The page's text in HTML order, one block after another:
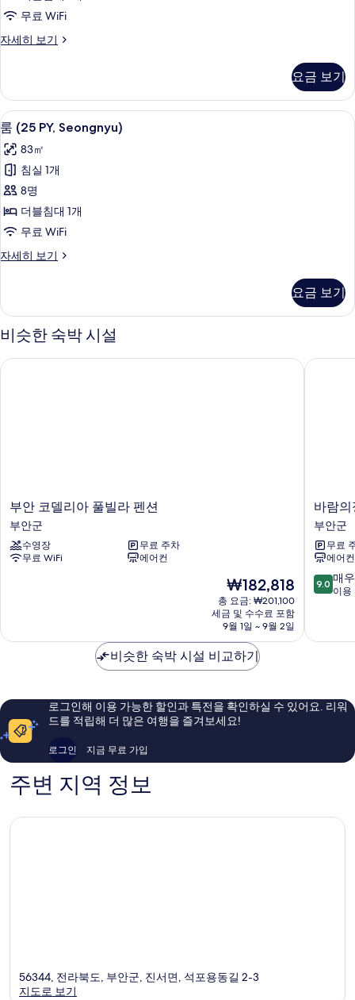
모
두
무료 WiFi
자세히 보기
룸
자
세
히
보
기
요금 보기
룸
(25
PY,
Seongnyu)
사
진
모
두
4
룸 (25 PY, Seongnyu)
83㎡
침실 1개
8명
더블침대 1개
무료 WiFi
자세히 보기
룸
자
세
히
기
요금 보기
비슷한 숙박 시설
부
안
코
델
리
부안 코델리아 풀빌라 펜션
부안군
수영장
무료 주차
무료 WiFi
에어컨
현
재
요
금
₩182,818
₩182,818
총 요금: ₩201,100
세금 및 수수료 포함
9월 1일 ~ 9월 2일
부안 코델리아 풀빌라 펜션
바
람
의
정
원
펜
션
바람
부안군
무료
에어컨
10
점
훌
이
49
9.0 매
이용
바람의
비슷한 숙박 시설 비교하기
로그인해 이용 가능한 할인과 특전을 확인하실 수 있어요. 리워
드를 적립해 더 많은 여행을 즐겨보세요!
로그인 지금 무료 가입
주변 지역 정보
56344, 전라북도, 부안군, 진서면, 석포용동길 2-3
지도로 보기